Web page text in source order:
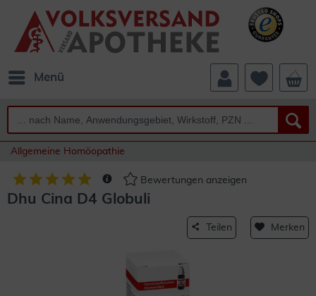
Menü
Allgemeine Homöopathie
Bewertungen anzeigen
Dhu Cina D4 Globuli
Teilen Merken